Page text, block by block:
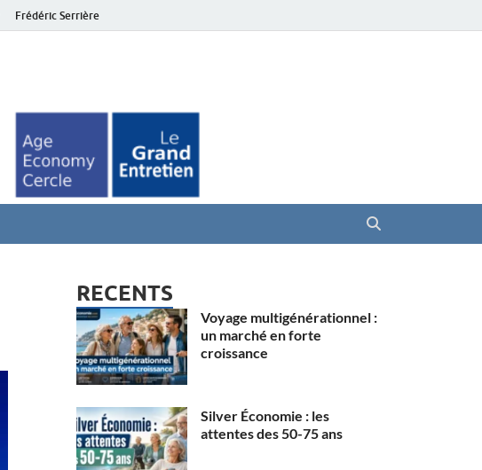
Frédéric Serrière
RECENTS
Voyage multigénérationnel :
un marché en forte
croissance
Silver Économie : les
attentes des 50-75 ans